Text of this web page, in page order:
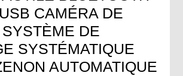
CAMÉRA DE
DE
SYSTÉMATIQUE
AUTOMATIQUE